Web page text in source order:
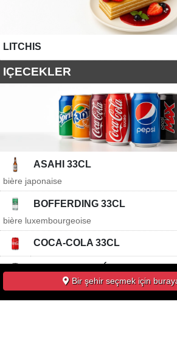
LITCHIS
IÇECEKLER
ASAHI 33CL
bière japonaise
BOFFERDING 33CL
bière luxembourgeoise
COCA-COLA 33CL
FANTA ORANGE 33CL
Bir şehir seçmek için